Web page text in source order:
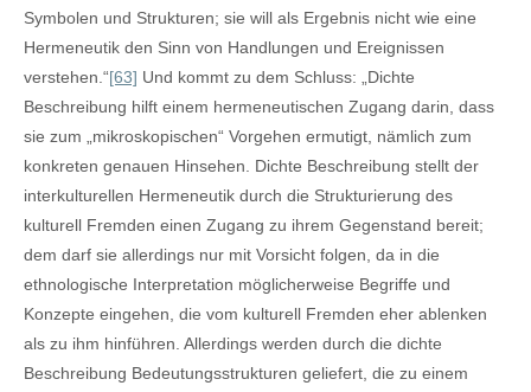
Symbolen und Strukturen; sie will als Ergebnis nicht wie eine
Hermeneutik den Sinn von Handlungen und Ereignissen
verstehen.“[63] Und kommt zu dem Schluss: „Dichte
Beschreibung hilft einem hermeneutischen Zugang darin, dass
sie zum „mikroskopischen“ Vorgehen ermutigt, nämlich zum
konkreten genauen Hinsehen. Dichte Beschreibung stellt der
interkulturellen Hermeneutik durch die Strukturierung des
kulturell Fremden einen Zugang zu ihrem Gegenstand bereit;
dem darf sie allerdings nur mit Vorsicht folgen, da in die
ethnologische Interpretation möglicherweise Begriffe und
Konzepte eingehen, die vom kulturell Fremden eher ablenken
als zu ihm hinführen. Allerdings werden durch die dichte
Beschreibung Bedeutungsstrukturen geliefert, die zu einem